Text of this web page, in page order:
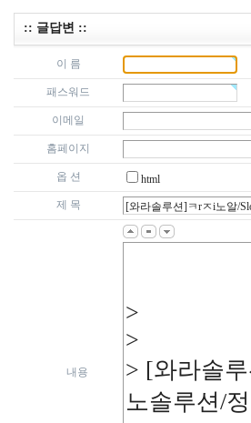
:: 글답변 ::
이 름
패스워드
이메일
홈페이지
옵 션
html
제 목
내용